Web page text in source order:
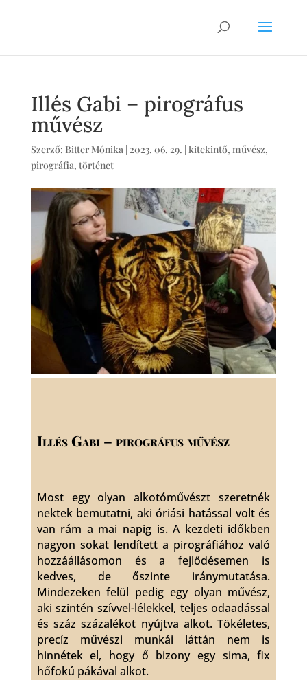
Illés Gabi – pirográfus
művész
Szerző: Bitter Mónika| 2023. 06. 29. | kitekintő, művész,
pirográfia, történet
Illés Gabi – pirográfus művész
Most egy olyan alkotóművészt szeretnék
nektek bemutatni, aki óriási hatással volt és
van rám a mai napig is. A kezdeti időkben
nagyon sokat lendített a pirográfiához való
hozzáállásomon és a fejlődésemen is
kedves, de őszinte iránymutatása.
Mindezeken felül pedig egy olyan művész,
aki szintén szívvel-lélekkel, teljes odaadással
és száz százalékot nyújtva alkot. Tökéletes,
precíz művészi munkái láttán nem is
hinnétek el, hogy ő bizony egy sima, fix
hőfokú pákával alkot.